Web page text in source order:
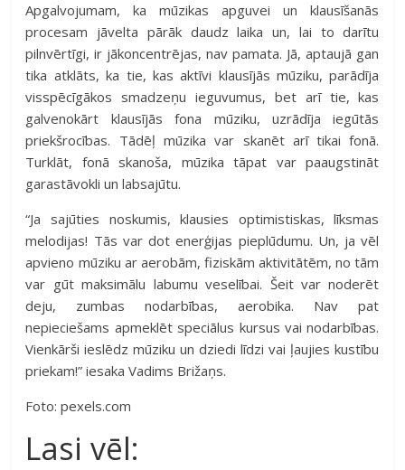
Apgalvojumam, ka mūzikas apguvei un klausīšanās
procesam jāvelta pārāk daudz laika un, lai to darītu
pilnvērtīgi, ir jākoncentrējas, nav pamata. Jā, aptaujā gan
tika atklāts, ka tie, kas aktīvi klausījās mūziku, parādīja
visspēcīgākos smadzeņu ieguvumus, bet arī tie, kas
galvenokārt klausījās fona mūziku, uzrādīja iegūtās
priekšrocības. Tādēļ mūzika var skanēt arī tikai fonā.
Turklāt, fonā skanoša, mūzika tāpat var paaugstināt
garastāvokli un labsajūtu.
“Ja sajūties noskumis, klausies optimistiskas, līksmas
melodijas! Tās var dot enerģijas pieplūdumu. Un, ja vēl
apvieno mūziku ar aerobām, fiziskām aktivitātēm, no tām
var gūt maksimālu labumu veselībai. Šeit var noderēt
deju, zumbas nodarbības, aerobika. Nav pat
nepieciešams apmeklēt speciālus kursus vai nodarbības.
Vienkārši ieslēdz mūziku un dziedi līdzi vai ļaujies kustību
priekam!” iesaka Vadims Brižaņs.
Foto: pexels.com
Lasi vēl: